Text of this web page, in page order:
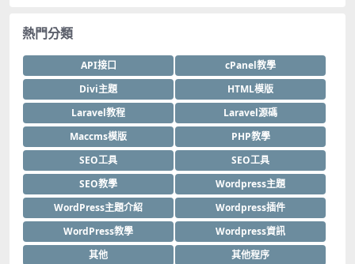
熱門分類
API接口
cPanel教學
Divi主題
HTML模版
Laravel教程
Laravel源碼
Maccms模版
PHP教學
SEO工具
SEO工具
SEO教學
Wordpress主題
WordPress主題介紹
Wordpress插件
WordPress教學
Wordpress資訊
其他
其他程序